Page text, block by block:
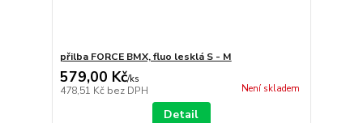
přilba FORCE BMX, fluo lesklá S - M
579,00 Kč/ks
478,51 Kč bez DPH Není skladem
Detail